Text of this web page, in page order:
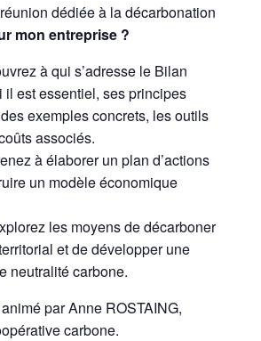
dédiée à la décarbonation
mon entreprise ?
à qui s’adresse le Bilan
il est essentiel, ses principes
exemples concrets, les outils
associés.
à élaborer un plan d’actions
un modèle économique
les moyens de décarboner
et de développer une
neutralité carbone.
par Anne ROSTAING,
carbone.